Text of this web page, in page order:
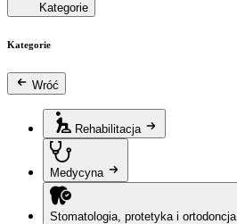
Kategorie
Kategorie
Wróć
Rehabilitacja
Medycyna
Stomatologia, protetyka i ortodoncja